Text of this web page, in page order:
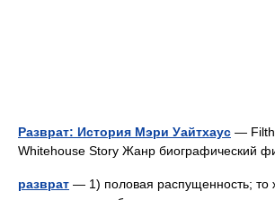
Разврат: История Мэри Уайтхаус —
Whitehouse Story Жанр биографический
разврат — 1) половая распущенность; то